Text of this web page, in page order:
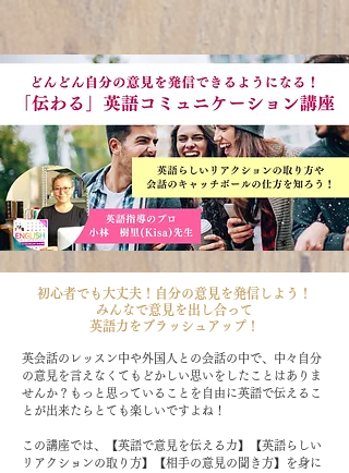
初心者でも大丈夫！自分の意見を発信しよう！
みんなで意見を出し合って
​英語力をブラッシュアップ！
英会話のレッスン中や外国人との会話の中で、中々自分
の意見を言えなくてもどかしい思いをしたことはありま
せんか？もっと思っていることを自由に英語で伝えるこ
とが出来たらとても楽しいですよね！
この講座では、【英語で意見を伝える力】【英語らしい
リアクションの取り方】【相手の意見の聞き方】を身に